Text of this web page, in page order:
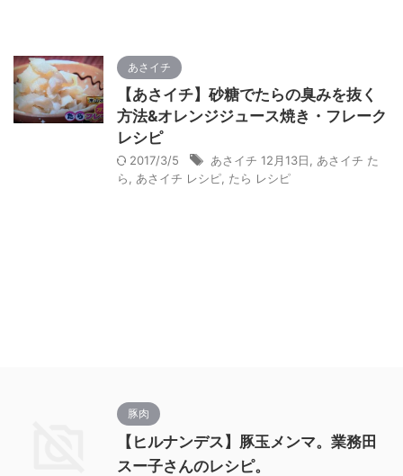
あさイチ
【あさイチ】砂糖でたらの臭みを抜く
方法&オレンジジュース焼き・フレーク
レシピ
2017/3/5 あさイチ 12月13日
あさイチ た
ら
あさイチ レシピ たら レシピ
豚肉
【ヒルナンデス】豚玉メンマ。業務田
スー子さんのレシピ。